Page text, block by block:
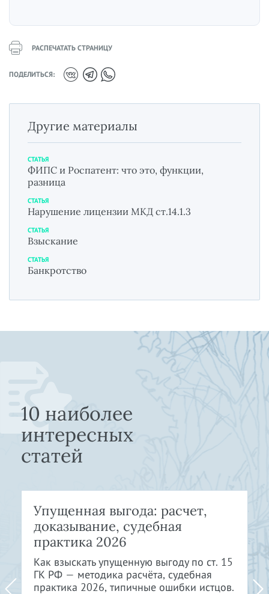
РАСПЕЧАТАТЬ СТРАНИЦУ
ПОДЕЛИТЬСЯ:
Другие материалы
СТАТЬЯ
ФИПС и Роспатент: что это, функции,
разница
СТАТЬЯ
Нарушение лицензии МКД ст.14.1.3
СТАТЬЯ
Взыскание
СТАТЬЯ
Банкротство
10 наиболее
интересных
статей
Упущенная выгода: расчет,
доказывание, судебная
практика 2026
Как взыскать упущенную выгоду по ст. 15
ГК РФ — методика расчёта, судебная
практика 2026, типичные ошибки истцов.